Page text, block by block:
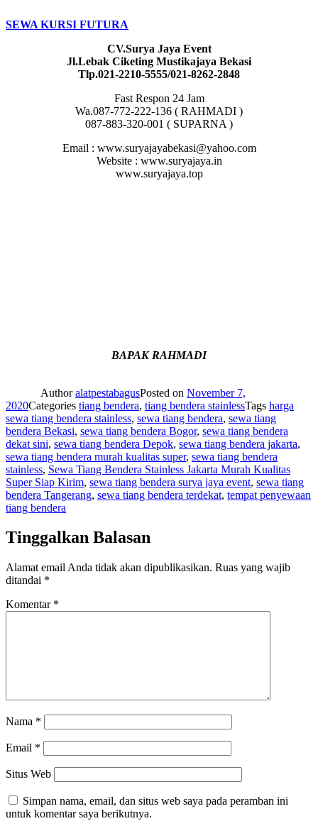
SEWA KURSI FUTURA
CV.Surya Jaya Event
Jl.Lebak Ciketing Mustikajaya Bekasi
Tlp.021-2210-5555/021-8262-2848
Fast Respon 24 Jam
Wa.087-772-222-136 ( RAHMADI )
087-883-320-001 ( SUPARNA )
Email : www.suryajayabekasi@yahoo.com
Website : www.suryajaya.in
www.suryajaya.top
BAPAK RAHMADI
AuthoralatpestabagusPosted on November 7,
2020Categories tiang bendera, tiang bendera stainlessTags harga
sewa tiang bendera stainless, sewa tiang bendera, sewa tiang
bendera Bekasi, sewa tiang bendera Bogor, sewa tiang bendera
dekat sini, sewa tiang bendera Depok, sewa tiang bendera jakarta,
sewa tiang bendera murah kualitas super, sewa tiang bendera
stainless, Sewa Tiang Bendera Stainless Jakarta Murah Kualitas
Super Siap Kirim, sewa tiang bendera surya jaya event, sewa tiang
bendera Tangerang, sewa tiang bendera terdekat, tempat penyewaan
tiang bendera
Tinggalkan Balasan
Alamat email Anda tidak akan dipublikasikan. Ruas yang wajib
ditandai *
Komentar *
Nama *
Email *
Situs Web
Simpan nama, email, dan situs web saya pada peramban ini
untuk komentar saya berikutnya.